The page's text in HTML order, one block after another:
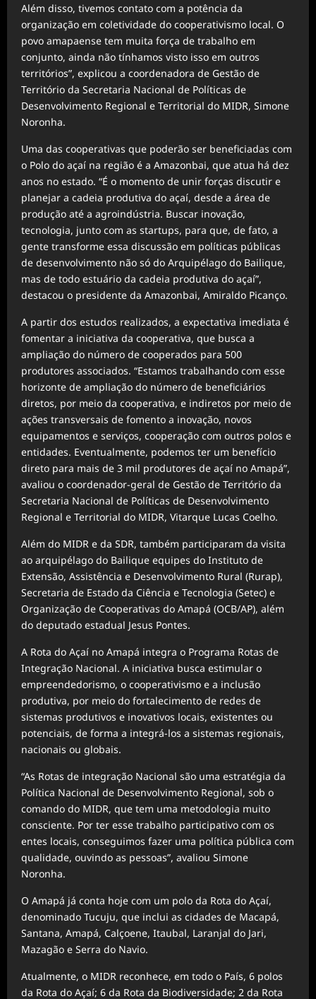
Além disso, tivemos contato com a potência da
organização em coletividade do cooperativismo local. O
povo amapaense tem muita força de trabalho em
conjunto, ainda não tínhamos visto isso em outros
territórios”, explicou a coordenadora de Gestão de
Território da Secretaria Nacional de Políticas de
Desenvolvimento Regional e Territorial do MIDR, Simone
Noronha.
Uma das cooperativas que poderão ser beneficiadas com
o Polo do açaí na região é a Amazonbai, que atua há dez
anos no estado. “É o momento de unir forças discutir e
planejar a cadeia produtiva do açaí, desde a área de
produção até a agroindústria. Buscar inovação,
tecnologia, junto com as startups, para que, de fato, a
gente transforme essa discussão em políticas públicas
de desenvolvimento não só do Arquipélago do Bailique,
mas de todo estuário da cadeia produtiva do açaí”,
destacou o presidente da Amazonbai, Amiraldo Picanço.
A partir dos estudos realizados, a expectativa imediata é
fomentar a iniciativa da cooperativa, que busca a
ampliação do número de cooperados para 500
produtores associados. “Estamos trabalhando com esse
horizonte de ampliação do número de beneficiários
diretos, por meio da cooperativa, e indiretos por meio de
ações transversais de fomento a inovação, novos
equipamentos e serviços, cooperação com outros polos e
entidades. Eventualmente, podemos ter um benefício
direto para mais de 3 mil produtores de açaí no Amapá”,
avaliou o coordenador-geral de Gestão de Território da
Secretaria Nacional de Políticas de Desenvolvimento
Regional e Territorial do MIDR, Vitarque Lucas Coelho.
Além do MIDR e da SDR, também participaram da visita
ao arquipélago do Bailique equipes do Instituto de
Extensão, Assistência e Desenvolvimento Rural (Rurap),
Secretaria de Estado da Ciência e Tecnologia (Setec) e
Organização de Cooperativas do Amapá (OCB/AP), além
do deputado estadual Jesus Pontes.
A Rota do Açaí no Amapá integra o Programa Rotas de
Integração Nacional. A iniciativa busca estimular o
empreendedorismo, o cooperativismo e a inclusão
produtiva, por meio do fortalecimento de redes de
sistemas produtivos e inovativos locais, existentes ou
potenciais, de forma a integrá-los a sistemas regionais,
nacionais ou globais.
“As Rotas de integração Nacional são uma estratégia da
Política Nacional de Desenvolvimento Regional, sob o
comando do MIDR, que tem uma metodologia muito
consciente. Por ter esse trabalho participativo com os
entes locais, conseguimos fazer uma política pública com
qualidade, ouvindo as pessoas”, avaliou Simone
Noronha.
O Amapá já conta hoje com um polo da Rota do Açaí,
denominado Tucuju, que inclui as cidades de Macapá,
Santana, Amapá, Calçoene, Itaubal, Laranjal do Jari,
Mazagão e Serra do Navio.
Atualmente, o MIDR reconhece, em todo o País, 6 polos
da Rota do Açaí; 6 da Rota da Biodiversidade; 2 da Rota